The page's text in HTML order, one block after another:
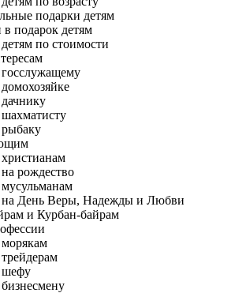
подарки детям
подарок детям
по стоимости
рождество
День Веры, Надежды и Любви
и Курбан-байрам
шефу